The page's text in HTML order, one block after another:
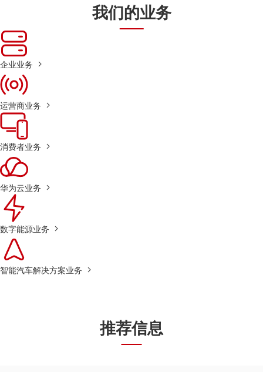
我们的业务
企业业务
运营商业务
消费者业务
华为云业务
数字能源业务
智能汽车解决方案业务
推荐信息